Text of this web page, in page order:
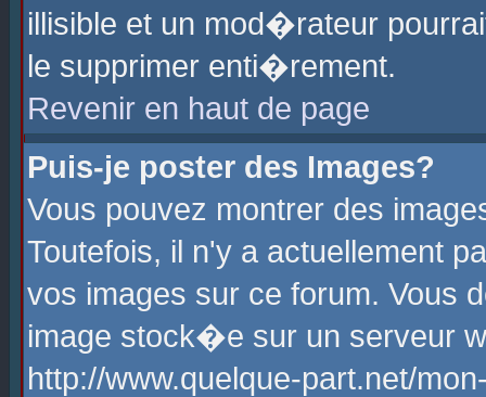
illisible et un mod�rateur
le supprimer enti�rement.
Revenir en haut de page
Puis-je poster des Images?
Vous pouvez montrer des
Toutefois, il n'y a actuellement
vos images sur ce forum. Vous
image stock�e sur un serveur
http://www.quelque-part.net/